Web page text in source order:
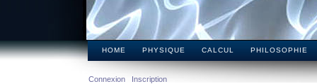
HOME PHYSIQUE CALCUL PHILOSOPHIE
Connexion Inscription